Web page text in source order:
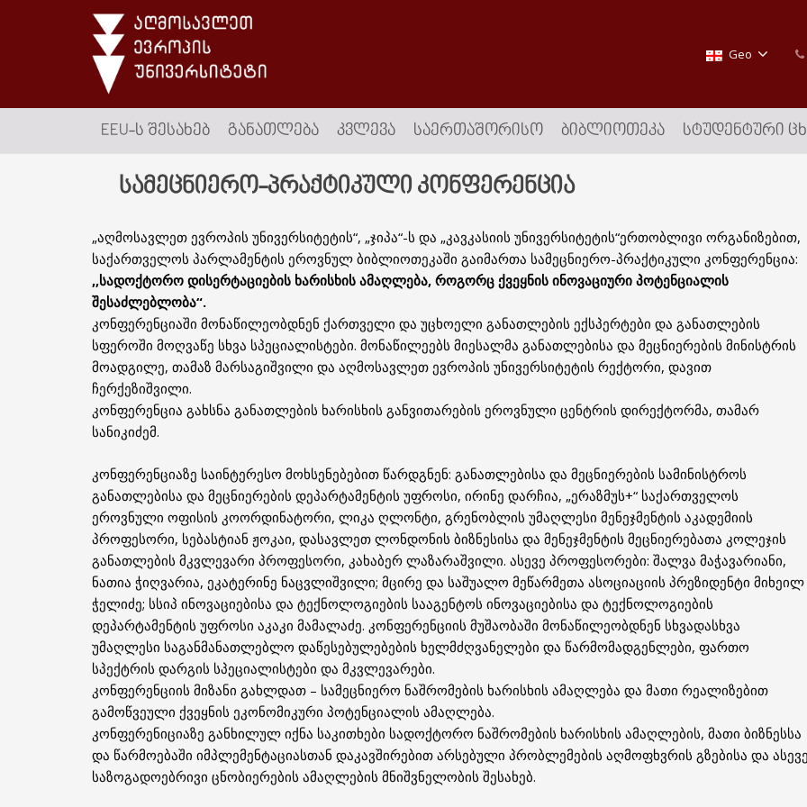
Geo
EEU-Ს ᲨᲔᲡᲐᲮᲔᲑ ᲒᲐᲜᲐᲗᲚᲔᲑᲐ ᲙᲕᲚᲔᲕᲐ ᲡᲐᲔᲠᲗᲐᲨᲝᲠᲘᲡᲝ ᲑᲘᲑᲚᲘᲝᲗᲔᲙᲐ ᲡᲢᲣᲓᲔᲜᲢᲣᲠᲘ
სამეცნიერო-პრაქტიკული კონფერენცია
„აღმოსავლეთ ევროპის უნივერსიტეტის“, „ჯიპა“-ს და „კავკასიის უნივერსიტეტის“ერთობლივი ორგანიზებით,
საქართველოს პარლამენტის ეროვნულ ბიბლიოთეკაში გაიმართა სამეცნიერო-პრაქტიკული კონფერენცია:
,,სადოქტორო დისერტაციების ხარისხის ამაღლება, როგორც ქვეყნის ინოვაციური პოტენციალის
შესაძლებლობა“.
კონფერენციაში მონაწილეობდნენ ქართველი და უცხოელი განათლების ექსპერტები და განათლების
სფეროში მოღვაწე სხვა სპეციალისტები. მონაწილეებს მიესალმა განათლებისა და მეცნიერების მინისტრის
მოადგილე, თამაზ მარსაგიშვილი და აღმოსავლეთ ევროპის უნივერსიტეტის რექტორი, დავით
ჩერქეზიშვილი.
კონფერენცია გახსნა განათლების ხარისხის განვითარების ეროვნული ცენტრის დირექტორმა, თამარ
სანიკიძემ.
კონფერენციაზე საინტერესო მოხსენებებით წარდგნენ: განათლებისა და მეცნიერების სამინისტროს
განათლებისა და მეცნიერების დეპარტამენტის უფროსი, ირინე დარჩია, „ერაზმუს+“ საქართველოს
ეროვნული ოფისის კოორდინატორი, ლიკა ღლონტი, გრენობლის უმაღლესი მენეჯმენტის აკადემიის
პროფესორი, სებასტიან ჟოკაი, დასავლეთ ლონდონის ბიზნესისა და მენეჯმენტის მეცნიერებათა კოლეჯის
განათლების მკვლევარი პროფესორი, კახაბერ ლაზარაშვილი. ასევე პროფესორები: შალვა მაჭავარიანი,
ნათია ჭიღვარია, ეკატერინე ნაცვლიშვილი; მცირე და საშუალო მეწარმეთა ასოციაციის პრეზიდენტი მიხეილ
ჭელიძე; სსიპ ინოვაციებისა და ტექნოლოგიების სააგენტოს ინოვაციებისა და ტექნოლოგიების
დეპარტამენტის უფროსი აკაკი მამალაძე. კონფერენციის მუშაობაში მონაწილეობდნენ სხვადასხვა
უმაღლესი საგანმანათლებლო დაწესებულებების ხელმძღვანელები და წარმომადგენლები, ფართო
სპექტრის დარგის სპეციალისტები და მკვლევარები.
კონფერენციის მიზანი გახლდათ – სამეცნიერო ნაშრომების ხარისხის ამაღლება და მათი რეალიზებით
გამოწვეული ქვეყნის ეკონომიკური პოტენციალის ამაღლება.
კონფერენიციაზე განხილულ იქნა საკითხები სადოქტორო ნაშრომების ხარისხის ამაღლების, მათი ბიზნესსა
და წარმოებაში იმპლემენტაციასთან დაკავშირებით არსებული პრობლემების აღმოფხვრის გზებისა და
საზოგადოებრივი ცნობიერების ამაღლების მნიშვნელობის შესახებ.